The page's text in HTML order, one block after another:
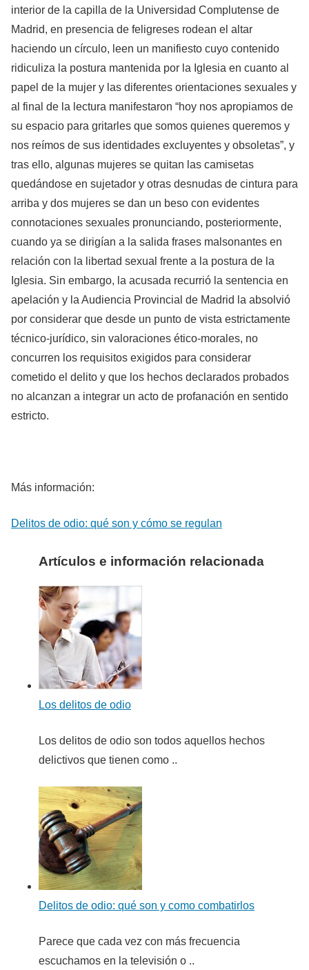
interior de la capilla de la Universidad Complutense de
Madrid, en presencia de feligreses rodean el altar
haciendo un círculo, leen un manifiesto cuyo contenido
ridiculiza la postura mantenida por la Iglesia en cuanto al
papel de la mujer y las diferentes orientaciones sexuales y
al final de la lectura manifestaron “hoy nos apropiamos de
su espacio para gritarles que somos quienes queremos y
nos reímos de sus identidades excluyentes y obsoletas”, y
tras ello, algunas mujeres se quitan las camisetas
quedándose en sujetador y otras desnudas de cintura para
arriba y dos mujeres se dan un beso con evidentes
connotaciones sexuales pronunciando, posteriormente,
cuando ya se dirigían a la salida frases malsonantes en
relación con la libertad sexual frente a la postura de la
Iglesia. Sin embargo, la acusada recurrió la sentencia en
apelación y la Audiencia Provincial de Madrid la absolvió
por considerar que desde un punto de vista estrictamente
técnico-jurídico, sin valoraciones ético-morales, no
concurren los requisitos exigidos para considerar
cometido el delito y que los hechos declarados probados
no alcanzan a integrar un acto de profanación en sentido
estricto.
Más información:
Delitos de odio: qué son y cómo se regulan
Artículos e información relacionada
Los delitos de odio
Los delitos de odio son todos aquellos hechos
delictivos que tienen como ..
Delitos de odio: qué son y como combatirlos
Parece que cada vez con más frecuencia
escuchamos en la televisión o ..